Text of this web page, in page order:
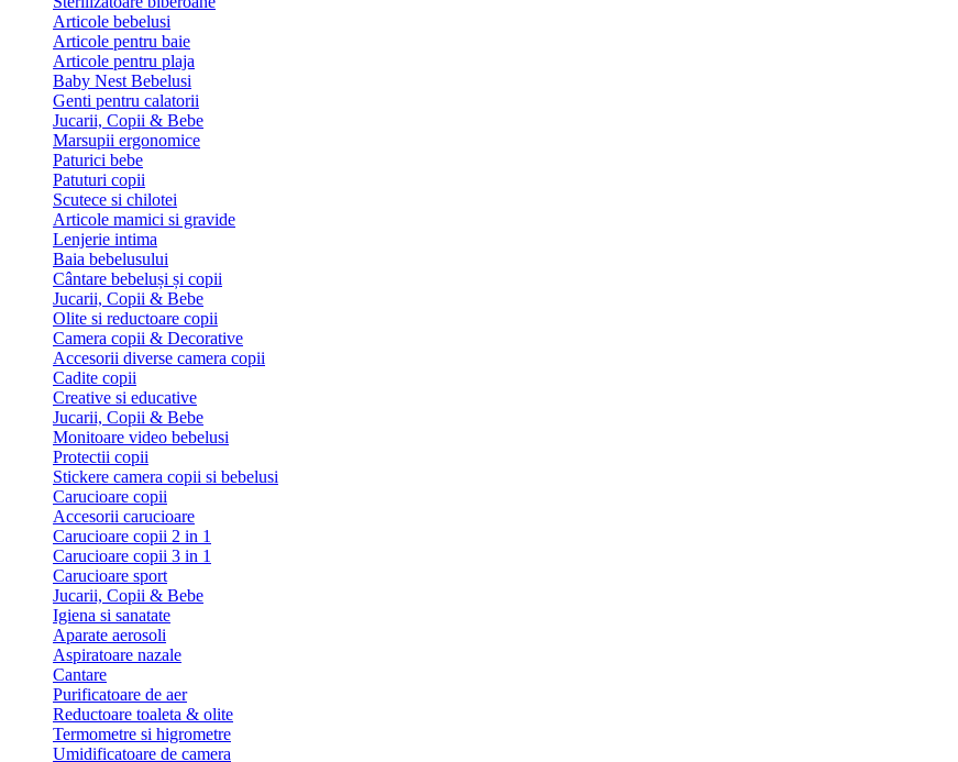
Articole bebelusi
Articole pentru baie
Articole pentru plaja
Baby Nest Bebelusi
Genti pentru calatorii
Jucarii, Copii & Bebe
Marsupii ergonomice
Paturici bebe
Patuturi copii
Scutece si chilotei
Articole mamici si gravide
Lenjerie intima
Baia bebelusului
Cântare bebeluși și copii
Jucarii, Copii & Bebe
Olite si reductoare copii
Camera copii & Decorative
Accesorii diverse camera copii
Cadite copii
Creative si educative
Jucarii, Copii & Bebe
Monitoare video bebelusi
Protectii copii
Stickere camera copii si bebelusi
Carucioare copii
Accesorii carucioare
Carucioare copii 2 in 1
Carucioare copii 3 in 1
Carucioare sport
Jucarii, Copii & Bebe
Igiena si sanatate
Aparate aerosoli
Aspiratoare nazale
Cantare
Purificatoare de aer
Reductoare toaleta & olite
Termometre si higrometre
Umidificatoare de camera